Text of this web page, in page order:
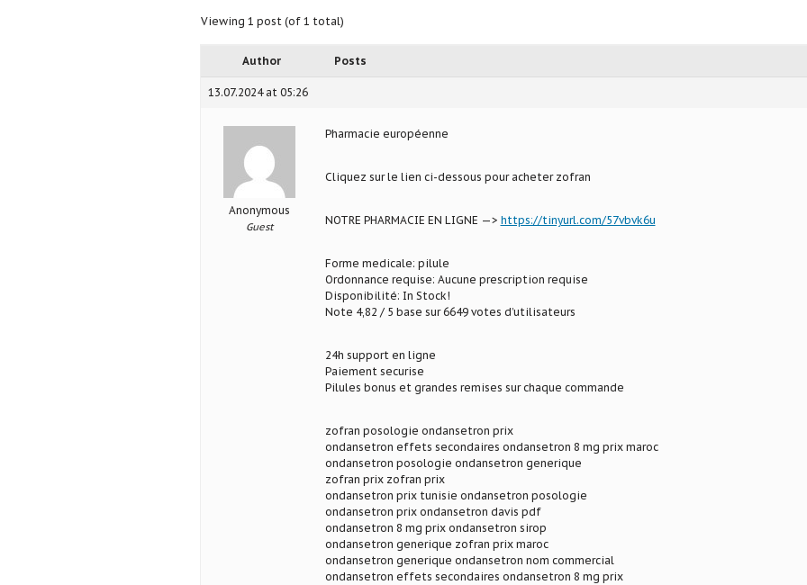
Viewing 1 post (of 1 total)
Author Posts
13.07.2024 at 05:26
Anonymous
Guest
Pharmacie européenne
Cliquez sur le lien ci-dessous pour acheter zofran
NOTRE PHARMACIE EN LIGNE —> https://tinyurl.com/57vbvk6u
Forme medicale: pilule
Ordonnance requise: Aucune prescription requise
Disponibilité: In Stock!
Note 4,82 / 5 base sur 6649 votes d’utilisateurs
24h support en ligne
Paiement securise
Pilules bonus et grandes remises sur chaque commande
zofran posologie ondansetron prix
ondansetron effets secondaires ondansetron 8 mg prix maroc
ondansetron posologie ondansetron generique
zofran prix zofran prix
ondansetron prix tunisie ondansetron posologie
ondansetron prix ondansetron davis pdf
ondansetron 8 mg prix ondansetron sirop
ondansetron generique zofran prix maroc
ondansetron generique ondansetron nom commercial
ondansetron effets secondaires ondansetron 8 mg prix